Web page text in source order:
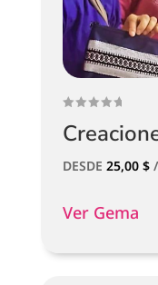
DESDE 25,00 $/
Ver Gema